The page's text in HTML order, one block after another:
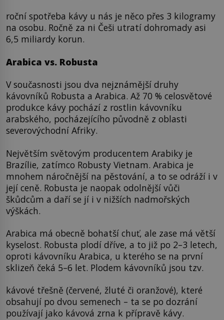
roční spotřeba kávy u nás je něco přes 3 kilogramy
na osobu. Ročně za ni Češi utratí dohromady asi
6,5 miliardy korun.
Arabica vs. Robusta
V současnosti jsou dva nejznámější druhy
kávovníků Robusta a Arabica. Až 70 % celosvětové
produkce kávy pochází z rostlin kávovníku
arabského, pocházejícího původně z oblasti
severovýchodní Afriky.
Největším světovým producentem Arabiky je
Brazílie, zatímco Robusty Vietnam. Arabica je
mnohem náročnější na pěstování, a to se odráží i v
její ceně. Robusta je naopak odolnější vůči
škůdcům a daří se jí i v nižších nadmořských
výškách.
Arabica má obecně bohatší chuť, ale zase má větší
kyselost. Robusta plodí dříve, a to již po 2–3 letech,
oproti kávovníku Arabica, u kterého se na první
sklizeň čeká 5–6 let. Plodem kávovníků jsou tzv.
kávové třešně (červené, žluté či oranžové), které
obsahují po dvou semenech – ta se po dozrání
používají jako kávová zrna k přípravě kávy.